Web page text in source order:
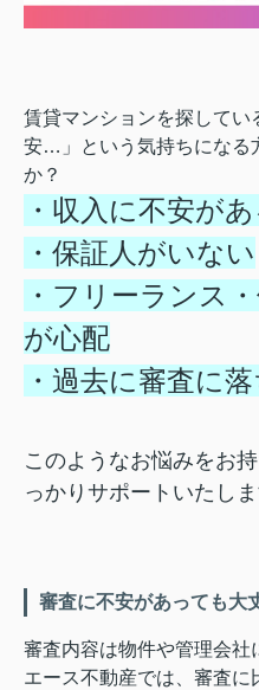
賃貸マンションを探してい
安…」という気持ちになる
か？
・収入に不安があ
・保証人がいない
・フリーランス
が心配
・過去に審査に
このようなお悩みをお持
っかりサポートいたしま
審査に不安があっても大
審査内容は物件や管理会社
エース不動産では、審査